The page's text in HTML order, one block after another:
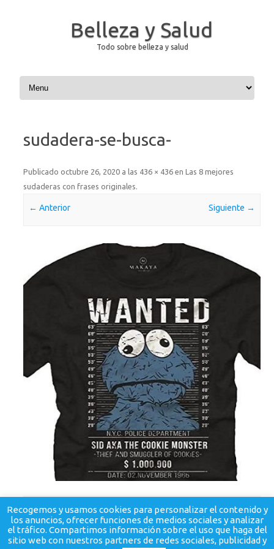
Belleza y Salud
Todo sobre belleza y salud
Saltar al contenido
sudadera-se-busca-
Publicado octubre 26, 2020 a las 436 × 436 en Las 8 mejores
sudaderas con frases originales.
← Anterior Siguiente →
© BellezaySalud. Política de privacidad- Contacto
Recogemos y usamos cookies para personalizar el contenido y
los anuncios, ofrecer funciones de medios sociales y analizar
el tráfico. Compartimos información sobre el uso que haga del
sitio web con nuestros partners de redes sociales, publicidad y